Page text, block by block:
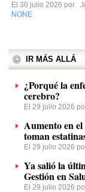
El 30 julio 2026 por
NONE
IR MÁS ALLÁ
¿Porqué la
cerebro?
El 29 julio 2026
Aumento en el
toman
El 29 julio 2026
Ya salió la
Gestión en
El 29 julio 2026